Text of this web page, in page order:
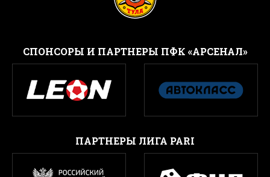
CПОНСОРЫ И ПАРТНЕРЫ ПФК «АРСЕНАЛ»
ПАРТНЕРЫ ЛИГА PARI